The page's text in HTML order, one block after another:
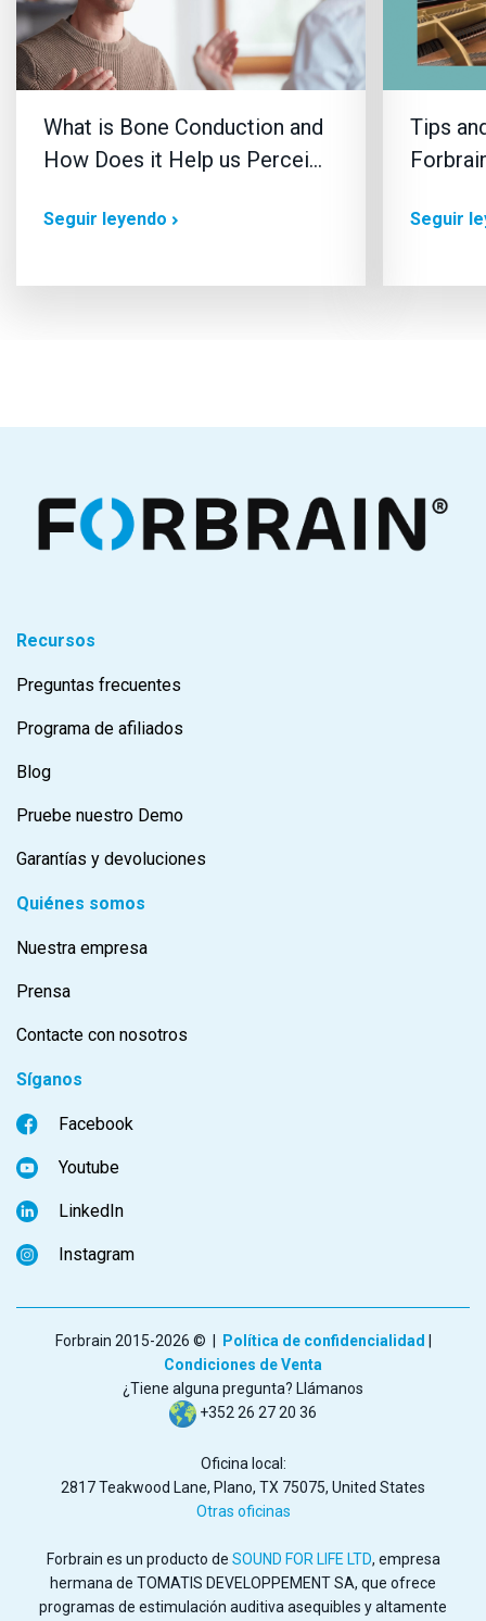
What is Bone Conduction and
How Does it Help us Percei…
Seguir leyendo
Tips
Seguir
Recursos
Preguntas frecuentes
Programa de afiliados
Blog
Pruebe nuestro Demo
Garantías y devoluciones
Quiénes somos
Nuestra empresa
Prensa
Contacte con nosotros
Síganos
Facebook
Youtube
LinkedIn
Instagram
Forbrain 2015-2026 © | Política de confidencialidad
Condiciones de Venta
¿Tiene alguna pregunta? Llámanos
+352 26 27 20 36
Oficina local:
2817 Teakwood Lane, Plano, TX 75075, United States
Otras oficinas
Forbrain es un producto de SOUND FOR LIFE LTD, empresa
hermana de TOMATIS DEVELOPPEMENT SA, que ofrece
programas de estimulación auditiva asequibles y altamente